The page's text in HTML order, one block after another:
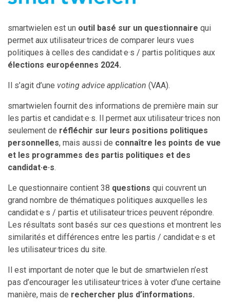
smartwielen est un outil basé sur un questionnaire qui
permet aux utilisateur·trices de comparer leurs vues
politiques à celles des candidat·e·s / partis politiques aux
élections européennes 2024.
Il s’agit d’une voting advice application (VAA).
smartwielen fournit des informations de première main sur
les partis et candidat·e·s. Il permet aux utilisateur·trices non
seulement de réfléchir sur leurs positions politiques
personnelles, mais aussi de connaître les points de vue
et les programmes des partis politiques et des
candidat·e·s.
Le questionnaire contient 38 questions qui couvrent un
grand nombre de thématiques politiques auxquelles les
candidat·e·s / partis et utilisateur·trices peuvent répondre.
Les résultats sont basés sur ces questions et montrent les
similarités et différences entre les partis / candidat·e·s et
les utilisateur·trices du site.
Il est important de noter que le but de smartwielen n’est
pas d’encourager les utilisateur·trices à voter d’une certaine
manière, mais de rechercher plus d’informations.